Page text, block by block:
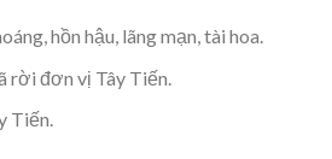
hồn hậu, lãng mạn, tài hoa.
đơn vị Tây Tiến.
Tiến.